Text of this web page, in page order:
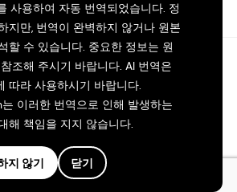
사용하여 자동 번역되었습니다. 정
지만, 번역이 완벽하지 않거나 원본
할 수 있습니다. 중요한 정보는 원
조해 주시기 바랍니다. AI 번역은
따라 사용하시기 바랍니다.
는 이러한 번역으로 인해 발생하는
해 책임을 지지 않습니다.
지 않기 닫기
모든 권리 보유.